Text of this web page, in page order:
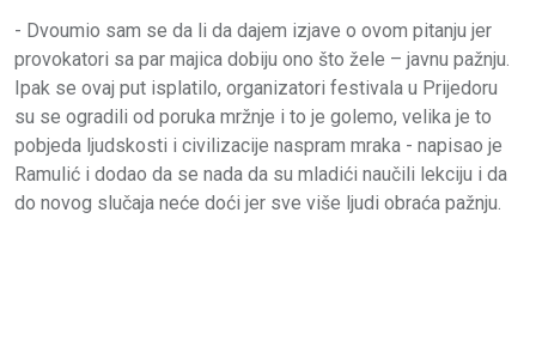
- Dvoumio sam se da li da dajem izjave o ovom pitanju jer
provokatori sa par majica dobiju ono što žele – javnu pažnju.
Ipak se ovaj put isplatilo, organizatori festivala u Prijedoru
su se ogradili od poruka mržnje i to je golemo, velika je to
pobjeda ljudskosti i civilizacije naspram mraka - napisao je
Ramulić i dodao da se nada da su mladići naučili lekciju i da
do novog slučaja neće doći jer sve više ljudi obraća pažnju.